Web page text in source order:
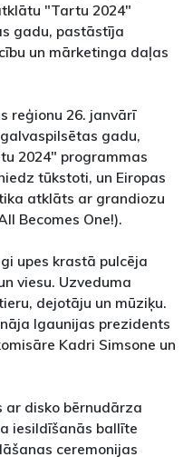
"Tartu 2024"
gadu, pastāstīja
un mārketinga daļas
reģionu 26. janvārī
gadu,
2024" programmas
tūkstoti, un Eiropas
atklāts ar grandiozu
Becomes One!).
upes krastā pulcēja
viesu. Uzveduma
dejotāju un mūziķu.
Igaunijas prezidents
Kadri Simsone un
disko bērnudārza
iesildīšanās ballīte
ceremonijas